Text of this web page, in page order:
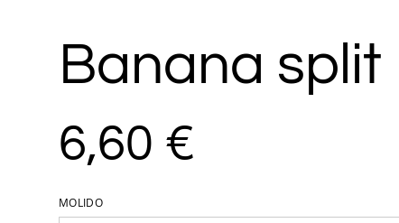
Banana split
6,60 €
MOLIDO